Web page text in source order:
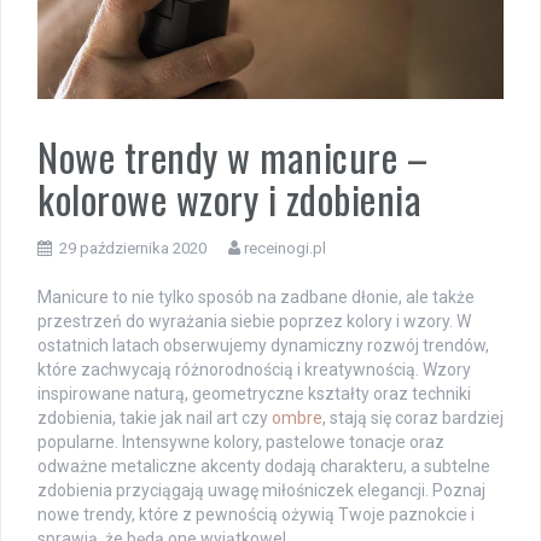
Nowe trendy w manicure –
kolorowe wzory i zdobienia
29 października 2020 receinogi.pl
Manicure to nie tylko sposób na zadbane dłonie, ale także
przestrzeń do wyrażania siebie poprzez kolory i wzory. W
ostatnich latach obserwujemy dynamiczny rozwój trendów,
które zachwycają różnorodnością i kreatywnością. Wzory
inspirowane naturą, geometryczne kształty oraz techniki
zdobienia, takie jak nail art czy ombre, stają się coraz bardziej
popularne. Intensywne kolory, pastelowe tonacje oraz
odważne metaliczne akcenty dodają charakteru, a subtelne
zdobienia przyciągają uwagę miłośniczek elegancji. Poznaj
nowe trendy, które z pewnością ożywią Twoje paznokcie i